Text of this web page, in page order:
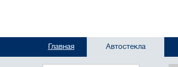
Главная Автостекла